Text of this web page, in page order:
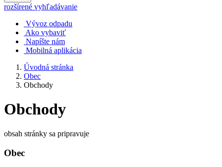
rozšírené vyhľadávanie
Vývoz odpadu
Ako vybaviť
Napíšte nám
Mobilná aplikácia
Úvodná stránka
Obec
Obchody
Obchody
obsah stránky sa pripravuje
Obec